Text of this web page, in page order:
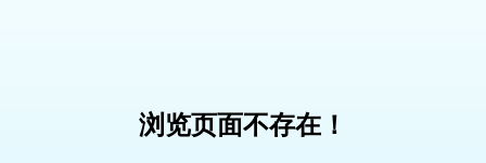
浏览页面不存在！